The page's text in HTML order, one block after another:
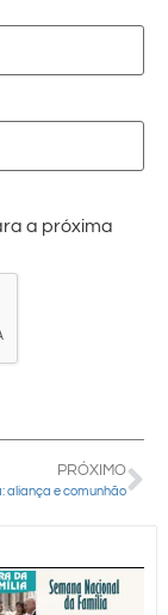
a próxima
PRÓXIMO
aliança e comunhão